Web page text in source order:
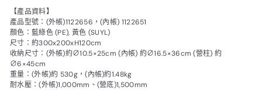
【產品資料】
產品型號：(外帳)1122656，(內帳) 1122651
顏色：藍綠色 (PE), 黃色 (SUYL)
尺寸：約300x200xH120cm
收納尺寸：(外帳)約∅10.5×25cm (內帳) 約∅16.5×36cm (營柱) 約
∅6×45cm
重量：(外帳)約 530g，(內帳)約1.48kg
耐水壓：(外帳)1,000mm、(營底)1,500mm